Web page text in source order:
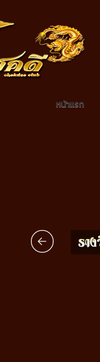
หน้าแรก